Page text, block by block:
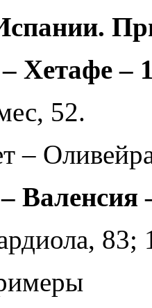
Хетафе –
52.
–
Валенсия
83;